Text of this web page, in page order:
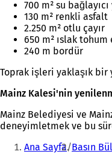
700 m² su
130 m² renkli asfalt
2.250 m² otlu çayır
650 m² ıslak tohum
240 m bordür
Toprak işleri yaklaşık bir
Mainz Kalesi'nin
Mainz Belediyesi ve
deneyimletmek ve bu
Buradasınız:
Ana Sayfa Basın